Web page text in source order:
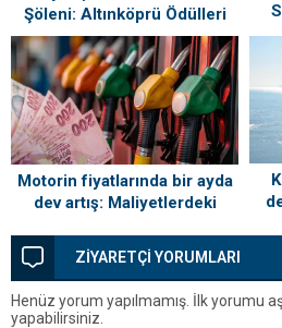
Şöleni: Altınköprü Ödülleri
Sahiplerini Buldu!
Motorin fiyatlarında bir ayda
dev artış: Maliyetlerdeki
ZİYARETÇİ YORUMLARI
Henüz yorum yapılmamış. İlk yorumu
yapabilirsiniz.